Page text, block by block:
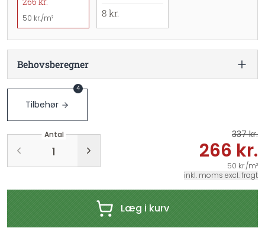
50 kr./m² 8 kr.
Behovsberegner
Tilbehør
4
Antal 337 kr.
266 kr.
50 kr./m²
inkl. moms excl. fragt
Læg i kurv